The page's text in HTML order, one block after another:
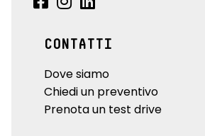
CONTATTI
Dove siamo
Chiedi un preventivo
Prenota un test drive